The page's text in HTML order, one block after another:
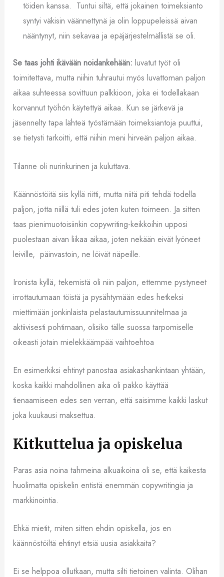
töiden kanssa. Tuntui siltä, että jokainen toimeksianto
syntyi väkisin väännettynä ja olin loppupeleissä aivan
nääntynyt, niin sekavaa ja epäjärjestelmällistä se oli.
Se taas johti ikävään noidankehään:luvatut työt oli
toimitettava, mutta niihin tuhrautui myös luvattoman paljon
aikaa suhteessa sovittuun palkkioon, joka ei todellakaan
korvannut työhön käytettyä aikaa. Kun se järkevä ja
jäsennelty tapa lähteä työstämään toimeksiantoja puuttui,
se tietysti tarkoitti, että niihin meni hirveän paljon aikaa.
Tilanne oli nurinkurinen ja kuluttava.
Käännöstöitä siis kyllä riitti, mutta niitä piti tehdä todella
paljon, jotta niillä tuli edes joten kuten toimeen. Ja sitten
taas pienimuotoisiinkin copywriting-keikkoihin upposi
puolestaan aivan liikaa aikaa, joten nekään eivät lyöneet
leiville, päinvastoin, ne löivät näpeille.
Ironista kyllä, tekemistä oli niin paljon, ettemme pystyneet
irrottautumaan töistä ja pysähtymään edes hetkeksi
miettimään jonkinlaista pelastautumissuunnitelmaa ja
aktiivisesti pohtimaan, olisiko tälle suossa tarpomiselle
oikeasti jotain mielekkäämpää vaihtoehtoa
En esimerkiksi ehtinyt panostaa asiakashankintaan yhtään,
koska kaikki mahdollinen aika oli pakko käyttää
tienaamiseen edes sen verran, että saisimme kaikki laskut
joka kuukausi maksettua.
Kitkuttelua ja opiskelua
Paras asia noina tahmeina alkuaikoina oli se, että kaikesta
huolimatta opiskelin entistä enemmän copywritingia ja
markkinointia.
Ehkä mietit, miten sitten ehdin opiskella, jos en
käännöstöiltä ehtinyt etsiä uusia asiakkaita?
Ei se helppoa ollutkaan, mutta silti tietoinen valinta. Olihan